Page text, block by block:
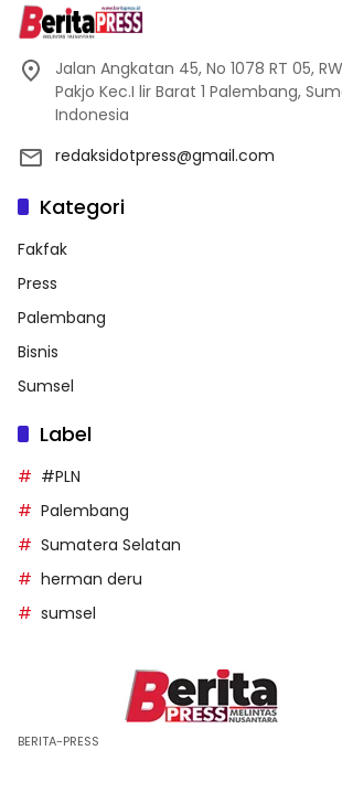
Jalan Angkatan 45, No 1078 RT 05,
Pakjo Kec.I lir Barat 1 Palembang,
Indonesia
redaksidotpress@gmail.com
Kategori
Fakfak
Press
Palembang
Bisnis
Sumsel
Label
#PLN
Palembang
Sumatera Selatan
herman deru
sumsel
BERITA-PRESS